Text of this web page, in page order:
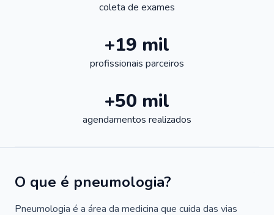
coleta de exames
+19 mil
profissionais parceiros
+50 mil
agendamentos realizados
O que é pneumologia?
Pneumologia é a área da medicina que cuida das vias